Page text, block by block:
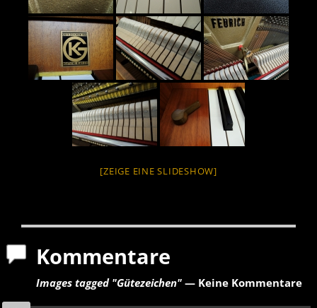
[ZEIGE EINE SLIDESHOW]
Kommentare
Images tagged "Gütezeichen"— Keine Kommentare